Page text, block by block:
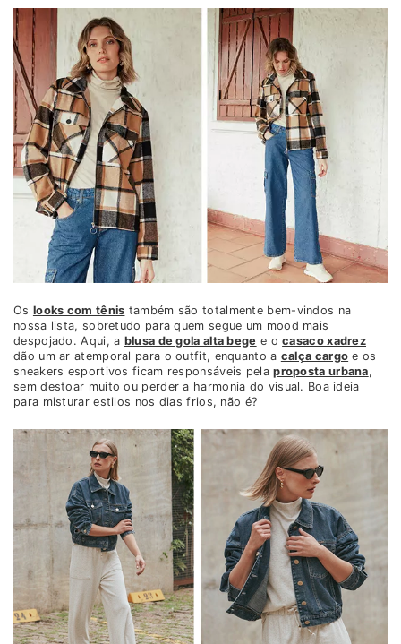
Os looks com tênis também são totalmente bem-vindos na
nossa lista, sobretudo para quem segue um mood mais
despojado. Aqui, a blusa de gola alta bege e ocasaco xadrez
dão um ar atemporal para o outfit, enquanto a calça cargo e os
sneakers esportivos ficam responsáveis pelaproposta urbana,
sem destoar muito ou perder a harmonia do visual. Boa ideia
para misturar estilos nos dias frios, não é?